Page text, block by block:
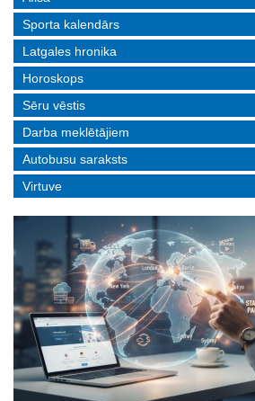
Sporta kalendārs
Latgales hronika
Horoskops
Sēru vēstis
Darba meklētājiem
Autobusu saraksts
Virtuve